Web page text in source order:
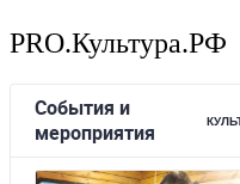
PRO.Культура.РФ